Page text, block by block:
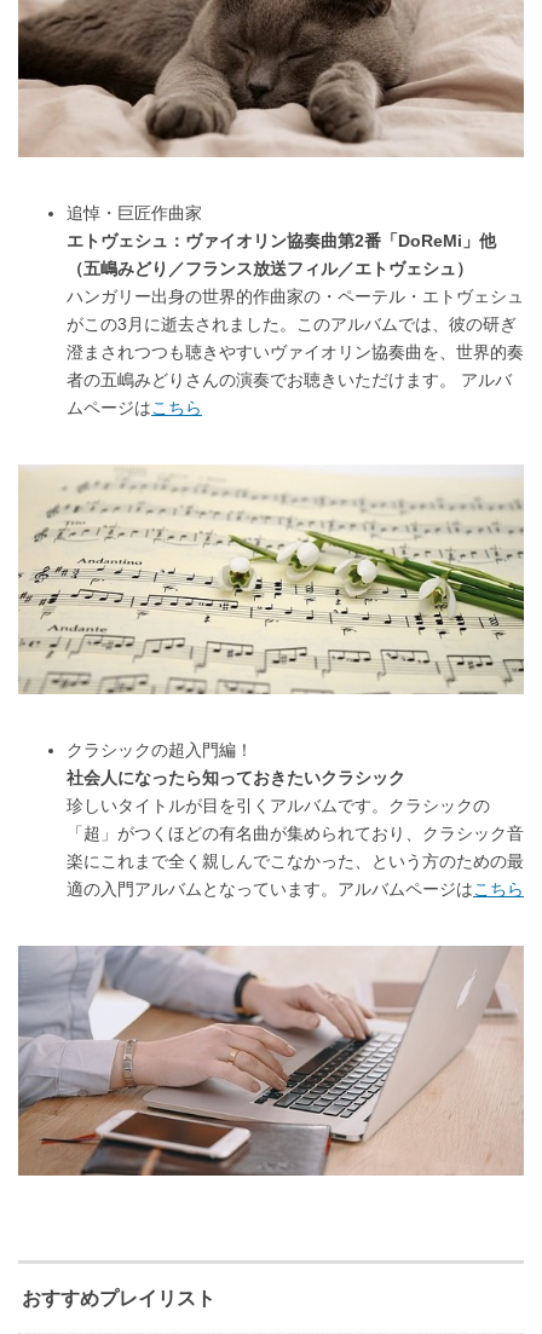
追悼・巨匠作曲家
エトヴェシュ：ヴァイオリン協奏曲第2番「DoReMi」他
（五嶋みどり／フランス放送フィル／エトヴェシュ）
ハンガリー出身の世界的作曲家の・ペーテル・エトヴェシュ
がこの3月に逝去されました。このアルバムでは、彼の研ぎ
澄まされつつも聴きやすいヴァイオリン協奏曲を、世界的奏
者の五嶋みどりさんの演奏でお聴きいただけます。 アルバ
ムページはこちら
クラシックの超入門編！
社会人になったら知っておきたいクラシック
珍しいタイトルが目を引くアルバムです。クラシックの
「超」がつくほどの有名曲が集められており、クラシック音
楽にこれまで全く親しんでこなかった、という方のための最
適の入門アルバムとなっています。アルバムページはこちら
おすすめプレイリスト